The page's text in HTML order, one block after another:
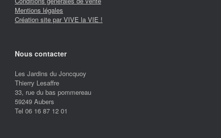
Mentions légales
Création site par VIVE la VIE !
Nous contacter
Les Jardins du Joncquoy
Thierry Lesaffre
33, rue du bas pommereau
59249 Aubers
Tel 06 16 87 12 01